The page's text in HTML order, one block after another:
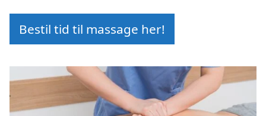
Bestil tid til massage her!